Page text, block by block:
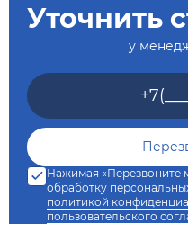
Уточнить
у
Нажимая «Перезвоните
обработку
политикой
пользовательского